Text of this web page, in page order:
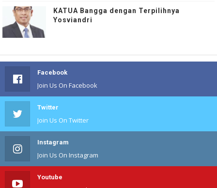
KATUA Bangga dengan Terpilihnya
Yosviandri
Facebook
Join Us On Facebook
Twitter
Join Us On Twitter
Instagram
Join Us On Instagram
Youtube